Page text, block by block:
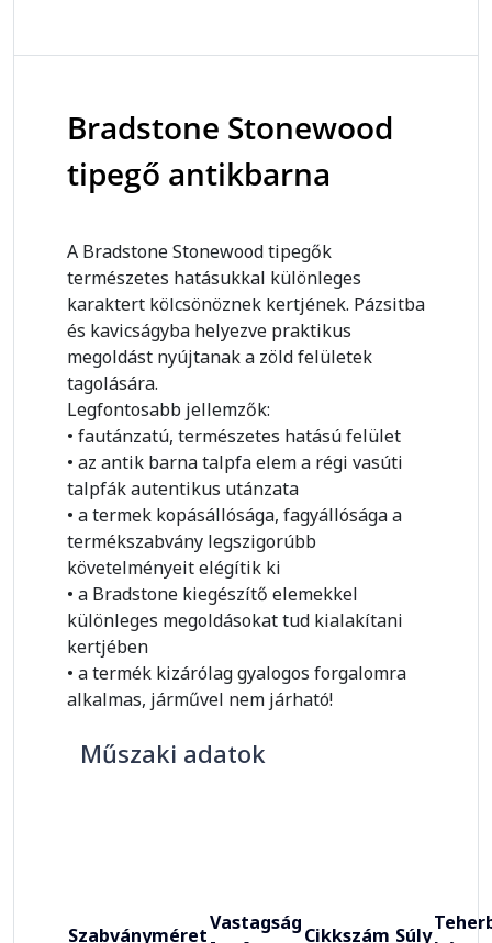
Bradstone Stonewood
tipegő antikbarna
A Bradstone Stonewood tipegők
természetes hatásukkal különleges
karaktert kölcsönöznek kertjének. Pázsitba
és kavicságyba helyezve praktikus
megoldást nyújtanak a zöld felületek
tagolására.
Legfontosabb jellemzők:
• fautánzatú, természetes hatású felület
• az antik barna talpfa elem a régi vasúti
talpfák autentikus utánzata
• a termek kopásállósága, fagyállósága a
termékszabvány legszigorúbb
követelményeit elégítik ki
• a Bradstone kiegészítő elemekkel
különleges megoldásokat tud kialakítani
kertjében
• a termék kizárólag gyalogos forgalomra
alkalmas, járművel nem járható!
Műszaki adatok
Szabványméret
Vastagság
Cikkszám Súly